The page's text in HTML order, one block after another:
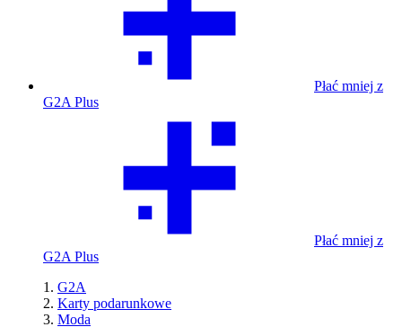
Płać mniej z
G2A Plus
Płać mniej z
G2A Plus
G2A
Karty podarunkowe
Moda